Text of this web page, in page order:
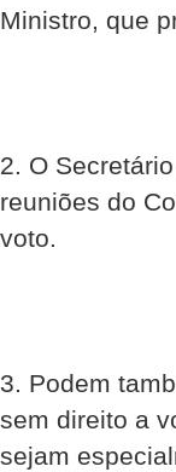
Ministro, que
2. O
reuniões do
voto.
3. Podem
sem direito a
sejam